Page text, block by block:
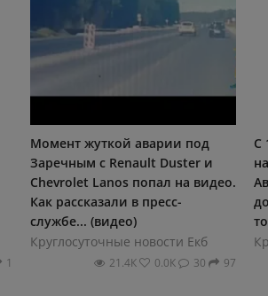
1
Момент жуткой аварии под
Заречным с Renault Duster и
Chevrolet Lanos попал на видео.
Как рассказали в пресс-
службе... (видео)
Круглосуточные новости Екб
21.4К 0.0К 30 97
С